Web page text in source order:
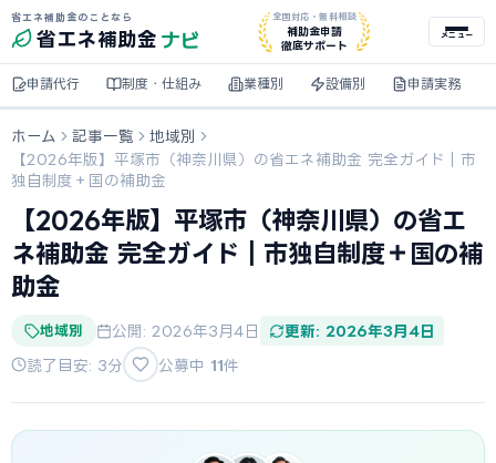
省エネ補助金のことなら
省エネ補助金 ナビ
全国対応・無料相談
補助金申請
徹底サポート
メニュー
申請代行 制度・仕組み 業種別 設備別 申請実務
ホーム 記事一覧
地域別
【2026年版】平塚市（神奈川県）の省エネ補助金 完全ガイド｜市
独自制度＋国の補助金
【2026年版】平塚市（神奈川県）の省エ
ネ補助金 完全ガイド｜市独自制度＋国の補
助金
地域別 公開: 2026年3月4日 更新: 2026年3月4日
読了目安: 3分 公募中 11件